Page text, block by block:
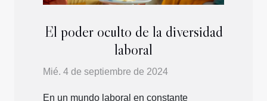
El poder oculto de la diversidad
laboral
Mié. 4 de septiembre de 2024
En un mundo laboral en constante